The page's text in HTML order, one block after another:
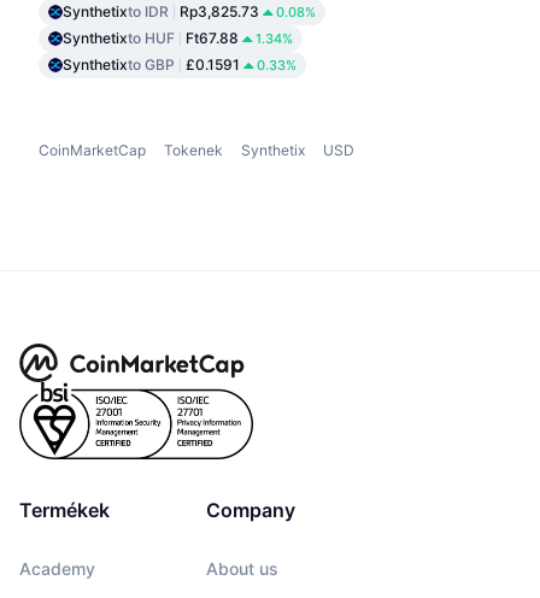
Synthetixto IDR Rp3,825.73 0.08%
Synthetixto HUF Ft67.88 1.34%
Synthetixto GBP £0.1591 0.33%
CoinMarketCap Tokenek Synthetix USD
Termékek
Academy
Company
About us